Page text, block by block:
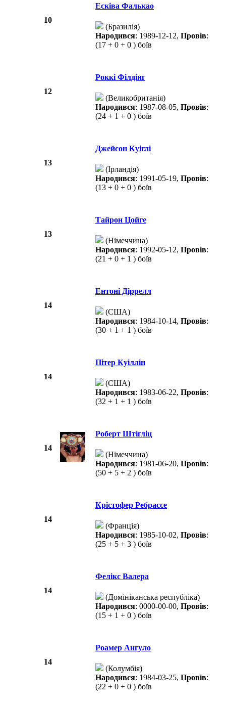
10
Есківа Фалькао
(Бразилія)
Народився: 1989-12-12, Провів:
(17 + 0 + 0 ) боїв
12
Роккі Філдінг
(Великобританія)
Народився: 1987-08-05, Провів:
(24 + 1 + 0 ) боїв
13
Джейсон Куіглі
(Ірландія)
Народився: 1991-05-19, Провів:
(13 + 0 + 0 ) боїв
13
Тайрон Цойге
(Німеччина)
Народився: 1992-05-12, Провів:
(21 + 0 + 1 ) боїв
14
Ентоні Діррелл
(США)
Народився: 1984-10-14, Провів:
(30 + 1 + 1 ) боїв
14
Пітер Куіллін
(США)
Народився: 1983-06-22, Провів:
(32 + 1 + 1 ) боїв
14
Роберт Штігліц
(Німеччина)
Народився: 1981-06-20, Провів:
(50 + 5 + 2 ) боїв
14
Крістофер Ребрассе
(Франція)
Народився: 1985-10-02, Провів:
(25 + 5 + 3 ) боїв
14
Фелікс Валера
(Домініканська республіка)
Народився: 0000-00-00, Провів:
(15 + 1 + 0 ) боїв
14
Роамер Ангуло
(Колумбія)
Народився: 1984-03-25, Провів:
(22 + 0 + 0 ) боїв